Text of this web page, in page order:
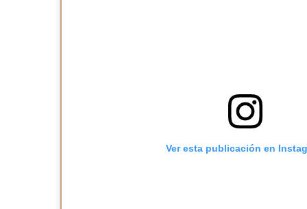
Ver esta publicación en